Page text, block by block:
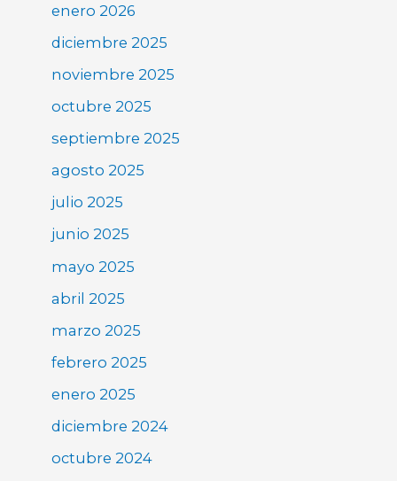
enero 2026
diciembre 2025
noviembre 2025
octubre 2025
septiembre 2025
agosto 2025
julio 2025
junio 2025
mayo 2025
abril 2025
marzo 2025
febrero 2025
enero 2025
diciembre 2024
octubre 2024